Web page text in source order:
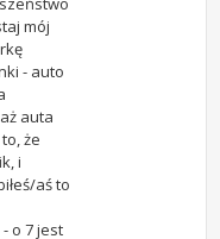
mój
- auto
auta
że
i
aś to
o 7 jest